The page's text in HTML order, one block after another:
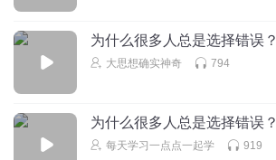
为什么很多人总是选择错误？
大思想确实神奇 794
为什么很多人总是选择错误？
每天学习一点点一起学 919